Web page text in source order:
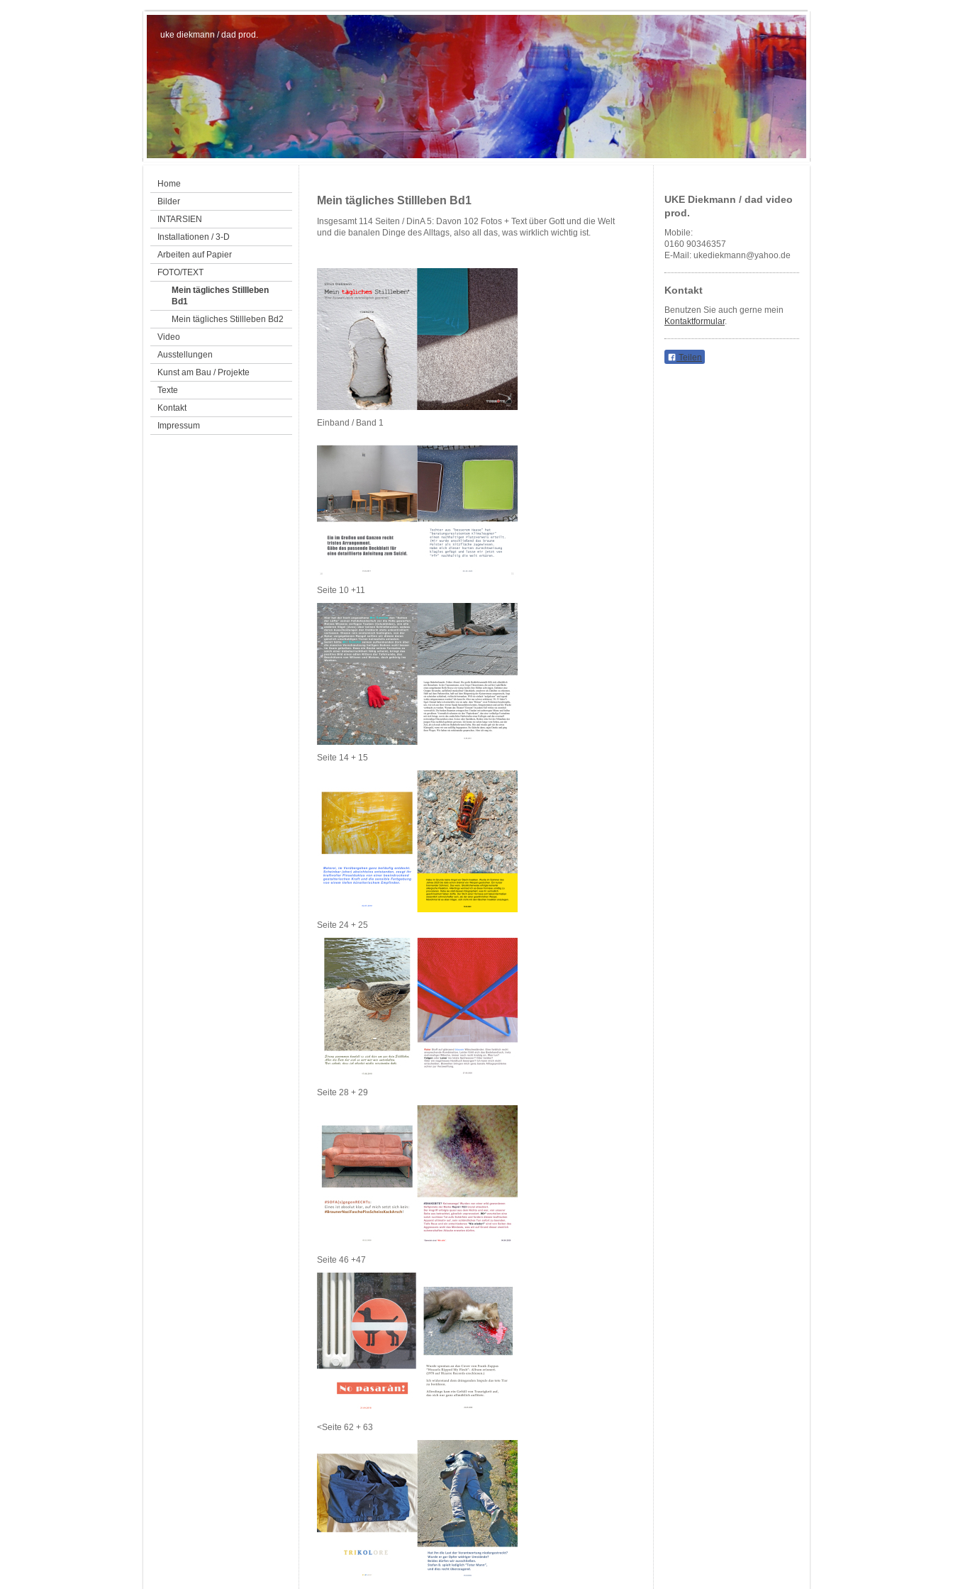
uke diekmann / dad prod.
Home
Bilder
INTARSIEN
Installationen / 3-D
Arbeiten auf Papier
FOTO/TEXT
Mein tägliches Stillleben
Bd1
Mein tägliches Stillleben Bd2
Video
Ausstellungen
Kunst am Bau / Projekte
Texte
Kontakt
Impressum
Mein tägliches Stillleben Bd1
Insgesamt 114 Seiten / DinA 5: Davon 102 Fotos + Text über Gott und die Welt
und die banalen Dinge des Alltags, also all das, was wirklich wichtig ist.
Einband / Band 1
Seite 10 +11
Seite 14 + 15
Seite 24 + 25
Seite 28 + 29
Seite 46 +47
<Seite 62 + 63
UKE Diekmann / dad video
prod.
Mobile:
0160 90346357
E-Mail: ukediekmann@yahoo.de
Kontakt
Benutzen Sie auch gerne mein
Kontaktformular.
Teilen